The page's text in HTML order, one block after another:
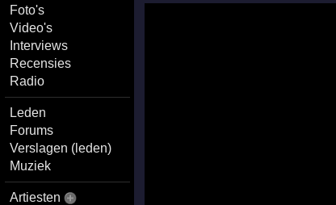
Foto's
Video's
Interviews
Recensies
Radio
Leden
Forums
Verslagen (leden)
Muziek
Artiesten